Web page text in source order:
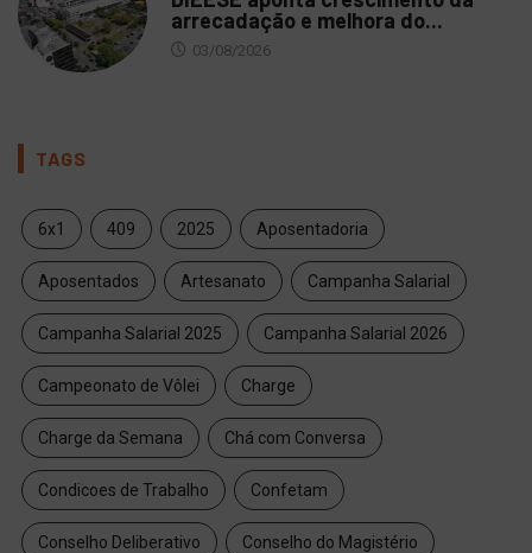
arrecadação e melhora do...
03/08/2026
TAGS
6x1 409 2025 Aposentadoria
Aposentados Artesanato Campanha Salarial
Campanha Salarial 2025 Campanha Salarial 2026
Campeonato de Vôlei Charge
Charge da Semana Chá com Conversa
Condicoes de Trabalho Confetam
Conselho Deliberativo Conselho do Magistério